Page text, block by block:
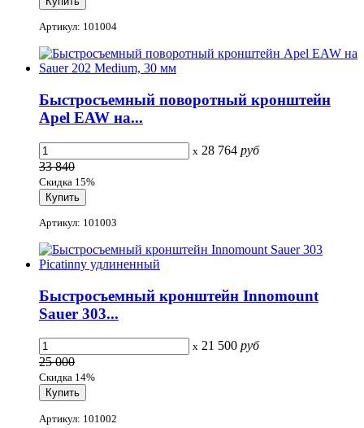
Артикул: 101004
Быстросъемный поворотный кронштейн
Apel EAW на...
x 28 764 руб
33 840
Скидка 15%
Артикул: 101003
Быстросъемный кронштейн Innomount
Sauer 303...
x 21 500 руб
25 000
Скидка 14%
Артикул: 101002